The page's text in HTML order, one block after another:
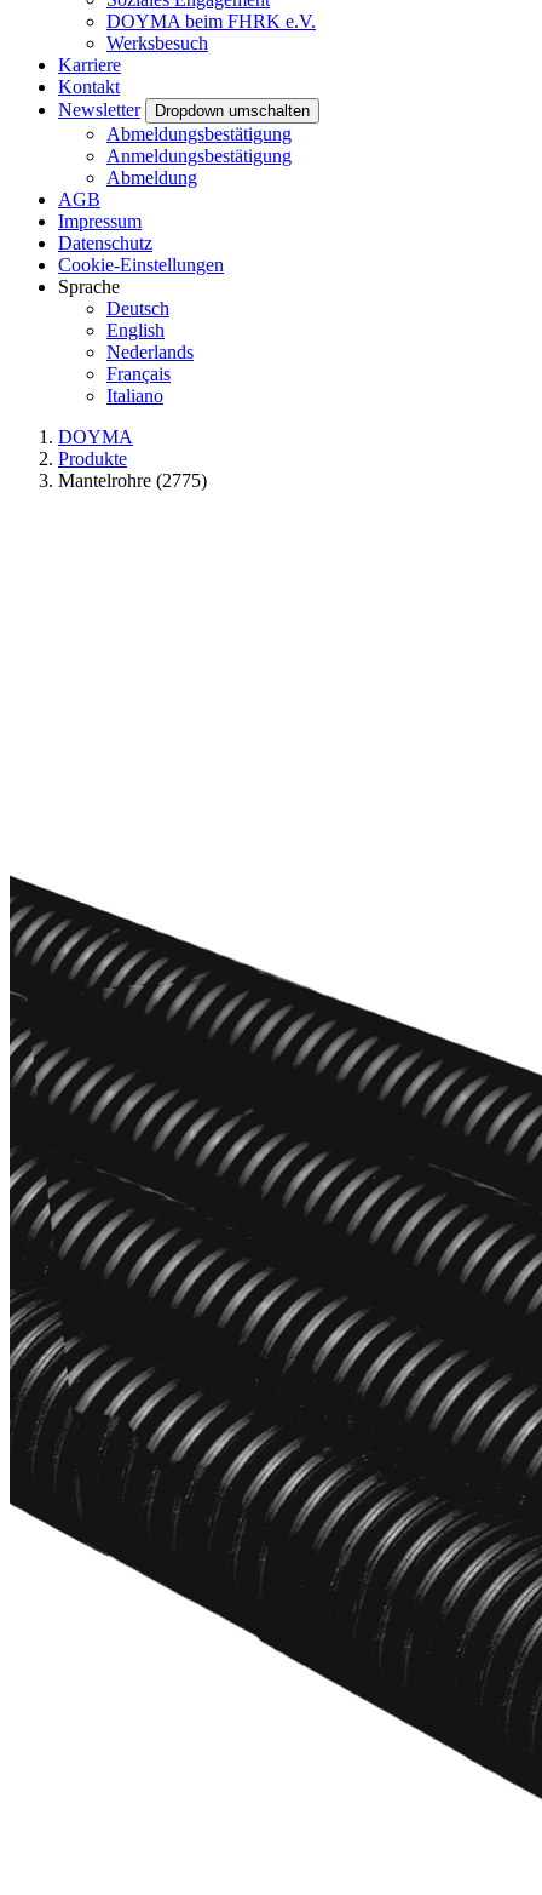
DOYMA beim FHRK e.V.
Werksbesuch
Karriere
Kontakt
Newsletter
Dropdown umschalten
Abmeldungsbestätigung
Anmeldungsbestätigung
Abmeldung
AGB
Impressum
Datenschutz
Cookie-Einstellungen
Sprache
Deutsch
English
Nederlands
Français
Italiano
DOYMA
Produkte
Mantelrohre (2775)